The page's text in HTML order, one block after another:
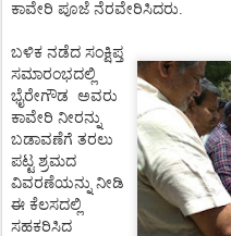
ಕಾವೇರಿ ಪೂಜೆ ನೆರವೇರಿಸಿದರು.
ಬಳಿಕ ನಡೆದ ಸಂಕ್ಷಿಪ್ತ
ಸಮಾರಂಭದಲ್ಲಿ
ಭೈರೇಗೌಡ ಅವರು
ಕಾವೇರಿ ನೀರನ್ನು
ಬಡಾವಣೆಗೆ ತರಲು
ಪಟ್ಟ ಶ್ರಮದ
ವಿವರಣೆಯನ್ನು ನೀಡಿ
ಈ ಕೆಲಸದಲ್ಲಿ
ಸಹಕರಿಸಿದ